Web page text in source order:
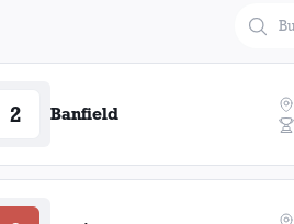
2 Banfield